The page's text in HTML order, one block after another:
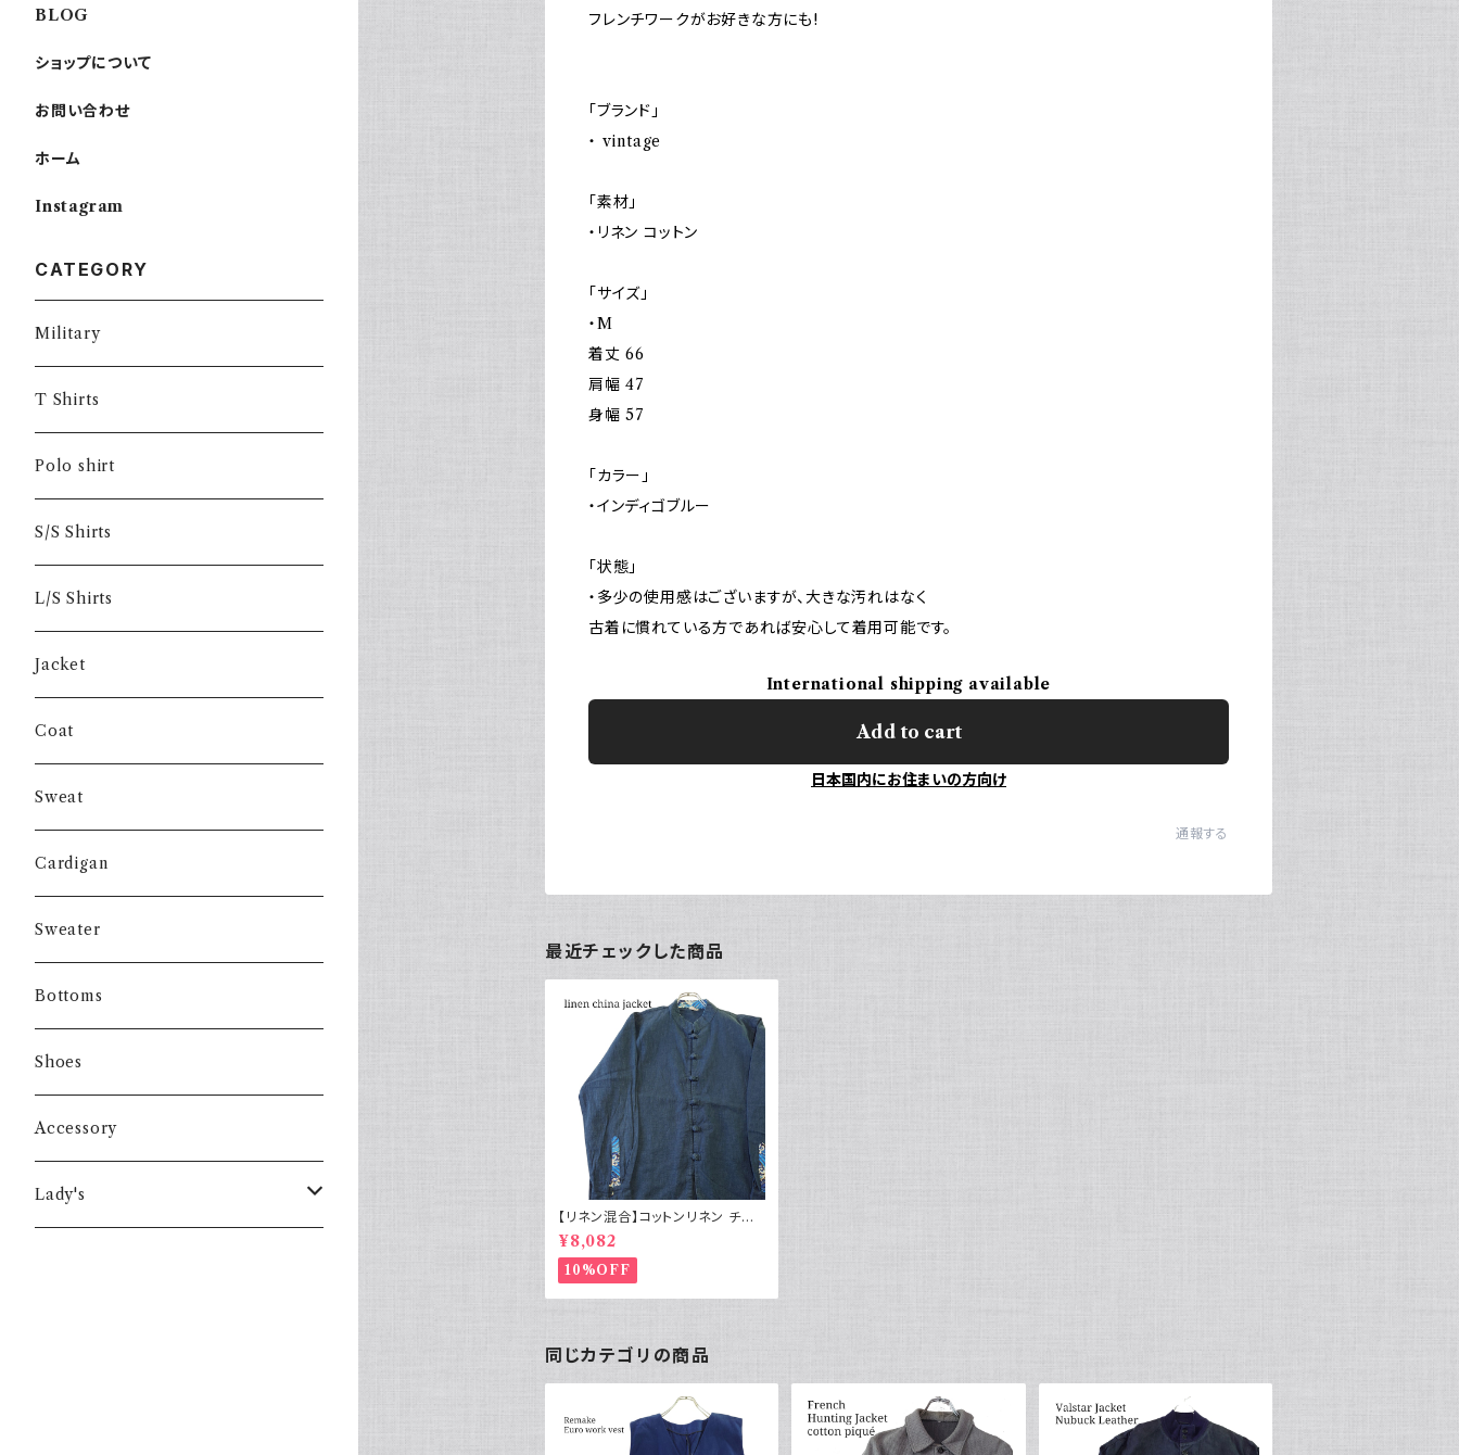
フレンチワークがお好きな方にも!
「ブランド」
・ vintage
「素材」
・リネン コットン
「サイズ」
・M
着丈 66
肩幅 47
身幅 57
「カラー」
・インディゴブルー
「状態」
・多少の使用感はございますが、大きな汚れはなく
古着に慣れている方であれば安心して着用可能です。
International shipping available
Add to cart
日本国内にお住まいの方向け
通報する
最近チェックした商品
【リネン混合】コットンリネン チャ
イナジャケット チャイナボタン 古
着
¥8,082
10%OFF
同じカテゴリの商品
BLOG
ショップについて
お問い合わせ
ホーム
Instagram
CATEGORY
Military
T Shirts
Polo shirt
S/S Shirts
L/S Shirts
Jacket
Coat
Sweat
Cardigan
Sweater
Bottoms
Shoes
Accessory
Lady's